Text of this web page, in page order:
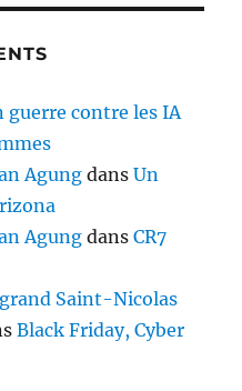
guerre contre les IA
Agung dansUn
Agung dansCR7
Saint-Nicolas
Black Friday, Cyber